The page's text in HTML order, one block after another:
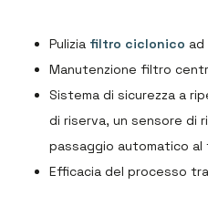
Pulizia filtro ciclonico ad
Manutenzione filtro
Sistema di sicurezza a
di riserva, un sensore di
passaggio automatico
Efficacia del processo